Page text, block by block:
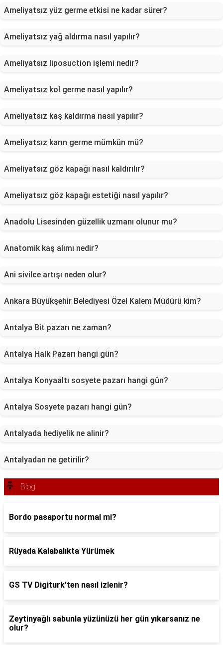
Ameliyatsız yüz germe etkisi ne kadar sürer?
Ameliyatsız yağ aldırma nasıl yapılır?
Ameliyatsız liposuction işlemi nedir?
Ameliyatsız kol germe nasıl yapılır?
Ameliyatsız kaş kaldırma nasıl yapılır?
Ameliyatsız karın germe mümkün mü?
Ameliyatsız göz kapağı nasıl kaldırılır?
Ameliyatsız göz kapağı estetiği nasıl yapılır?
Anadolu Lisesinden güzellik uzmanı olunur mu?
Anatomik kaş alımı nedir?
Ani sivilce artışı neden olur?
Ankara Büyükşehir Belediyesi Özel Kalem Müdürü kim?
Antalya Bit pazarı ne zaman?
Antalya Halk Pazarı hangi gün?
Antalya Konyaaltı sosyete pazarı hangi gün?
Antalya Sosyete pazarı hangi gün?
Antalyada hediyelik ne alinir?
Antalyadan ne getirilir?
Blog
Bordo pasaportu normal mi?
Rüyada Kalabalıkta Yürümek
GS TV Digiturk'ten nasıl izlenir?
Zeytinyağlı sabunla yüzünüzü her gün yıkarsanız ne
olur?